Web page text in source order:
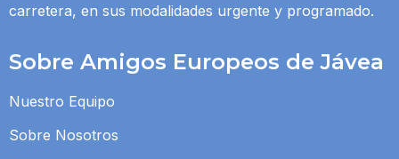
carretera, en sus modalidades urgente y programado.
Sobre Amigos Europeos de Jávea
Nuestro Equipo
Sobre Nosotros